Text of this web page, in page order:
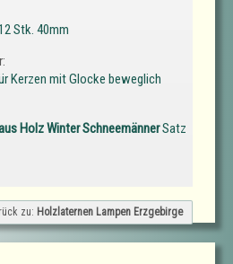
Stk. 40mm
Kerzen mit Glocke beweglich
Holz Winter SchneemännerSatz
zu: Holzlaternen Lampen Erzgebirge